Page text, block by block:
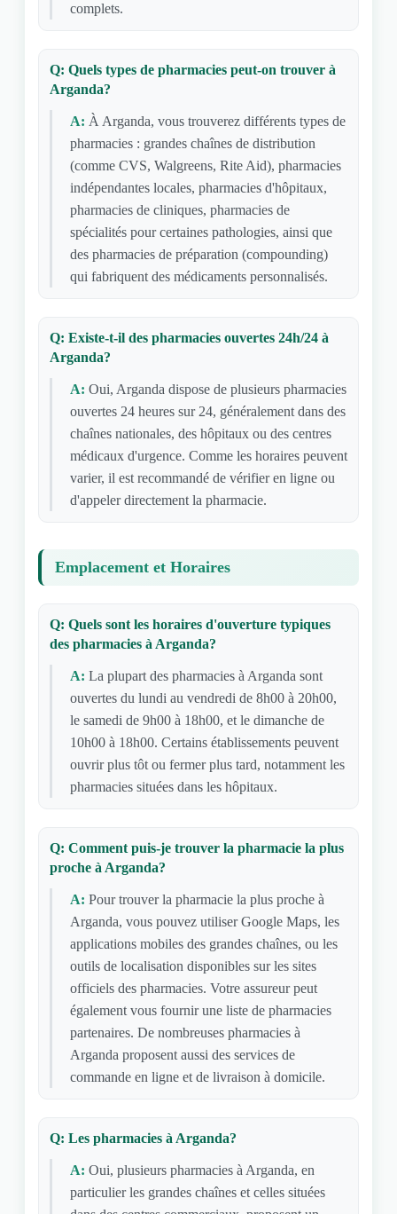
complets.
Q: Quels types de pharmacies peut-on trouver à
Arganda?
A: À Arganda, vous trouverez différents types de
pharmacies : grandes chaînes de distribution
(comme CVS, Walgreens, Rite Aid), pharmacies
indépendantes locales, pharmacies d'hôpitaux,
pharmacies de cliniques, pharmacies de
spécialités pour certaines pathologies, ainsi que
des pharmacies de préparation (compounding)
qui fabriquent des médicaments personnalisés.
Q: Existe-t-il des pharmacies ouvertes 24h/24 à
Arganda?
A: Oui, Arganda dispose de plusieurs pharmacies
ouvertes 24 heures sur 24, généralement dans des
chaînes nationales, des hôpitaux ou des centres
médicaux d'urgence. Comme les horaires peuvent
varier, il est recommandé de vérifier en ligne ou
d'appeler directement la pharmacie.
Emplacement et Horaires
Q: Quels sont les horaires d'ouverture typiques
des pharmacies à Arganda?
A: La plupart des pharmacies à Arganda sont
ouvertes du lundi au vendredi de 8h00 à 20h00,
le samedi de 9h00 à 18h00, et le dimanche de
10h00 à 18h00. Certains établissements peuvent
ouvrir plus tôt ou fermer plus tard, notamment les
pharmacies situées dans les hôpitaux.
Q: Comment puis-je trouver la pharmacie la plus
proche à Arganda?
A: Pour trouver la pharmacie la plus proche à
Arganda, vous pouvez utiliser Google Maps, les
applications mobiles des grandes chaînes, ou les
outils de localisation disponibles sur les sites
officiels des pharmacies. Votre assureur peut
également vous fournir une liste de pharmacies
partenaires. De nombreuses pharmacies à
Arganda proposent aussi des services de
commande en ligne et de livraison à domicile.
Q: Les pharmacies à Arganda?
A: Oui, plusieurs pharmacies à Arganda, en
particulier les grandes chaînes et celles situées